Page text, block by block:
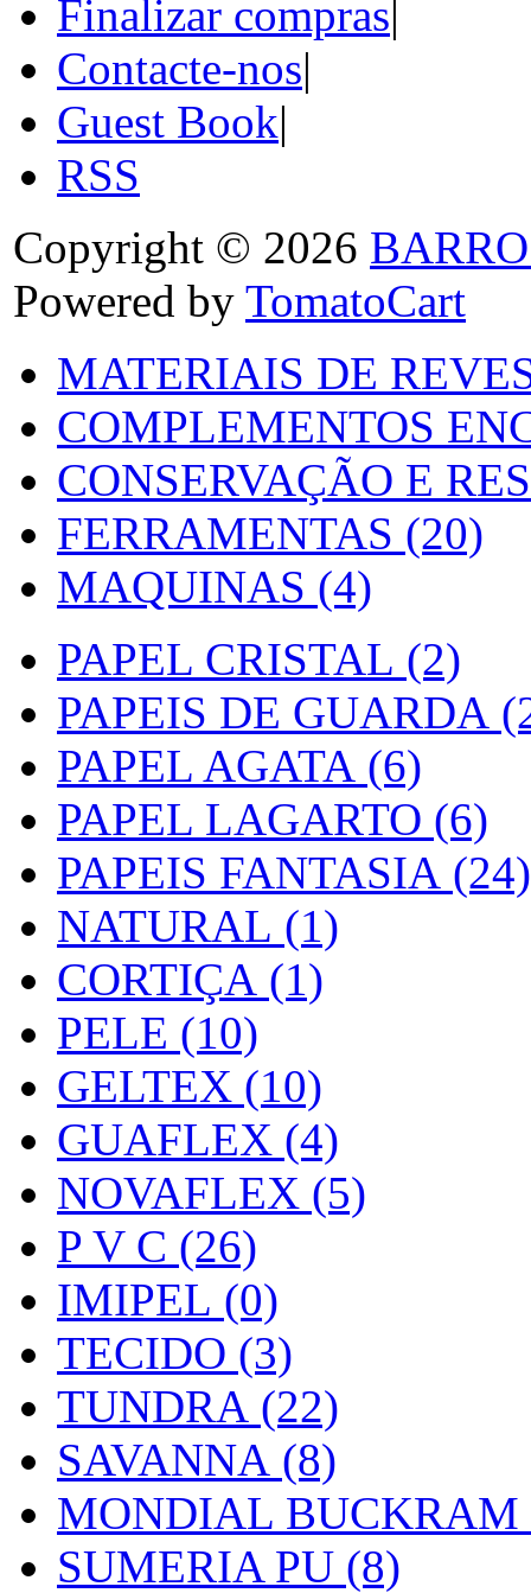
Finalizar compras
Contacte-nos|
Guest Book|
RSS
Copyright © 2026
Powered by TomatoCart
MATERIAIS DE
COMPLEMENTOS
CONSERVAÇÃO E
FERRAMENTAS (20)
MAQUINAS (4)
PAPEL CRISTAL (2)
PAPEIS DE GUARDA
PAPEL AGATA (6)
PAPEL LAGARTO (6)
PAPEIS FANTASIA (24)
NATURAL (1)
CORTIÇA (1)
PELE (10)
GELTEX (10)
GUAFLEX (4)
NOVAFLEX (5)
P V C (26)
IMIPEL (0)
TECIDO (3)
TUNDRA (22)
SAVANNA (8)
MONDIAL BUCKRAM
SUMERIA PU (8)